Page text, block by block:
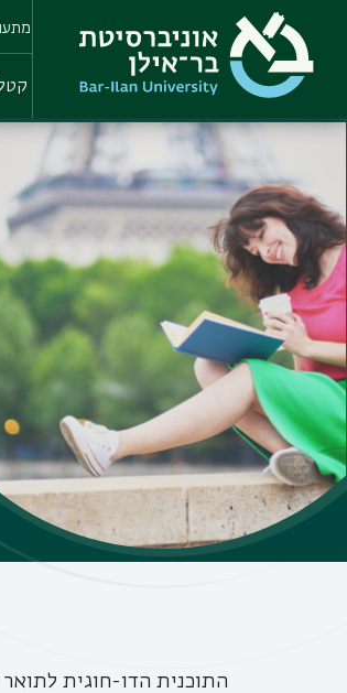
main
content
התוכנית הדו-חוגית